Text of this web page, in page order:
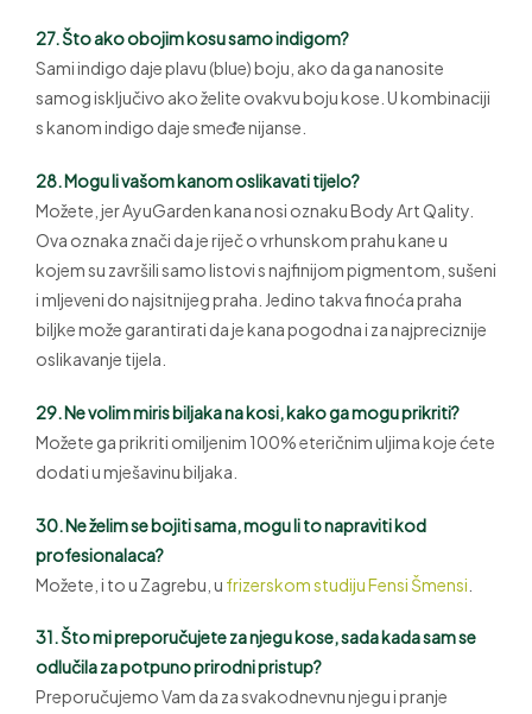
27. Što ako obojim kosu samo indigom?
Sami indigo daje plavu (blue) boju, ako da ga nanosite
samog isključivo ako želite ovakvu boju kose. U kombinaciji
s kanom indigo daje smeđe nijanse.
28. Mogu li vašom kanom oslikavati tijelo?
Možete, jer AyuGarden kana nosi oznaku Body Art Qality.
Ova oznaka znači da je riječ o vrhunskom prahu kane u
kojem su završili samo listovi s najfinijom pigmentom, sušeni
i mljeveni do najsitnijeg praha. Jedino takva finoća praha
biljke može garantirati da je kana pogodna i za najpreciznije
oslikavanje tijela.
29. Ne volim miris biljaka na kosi, kako ga mogu prikriti?
Možete ga prikriti omiljenim 100% eteričnim uljima koje ćete
dodati u mješavinu biljaka.
30. Ne želim se bojiti sama, mogu li to napraviti kod
profesionalaca?
Možete, i to u Zagrebu, u frizerskom studiju Fensi Šmensi
31. Što mi preporučujete za njegu kose, sada kada sam se
odlučila za potpuno prirodni pristup?
Preporučujemo Vam da za svakodnevnu njegu i pranje